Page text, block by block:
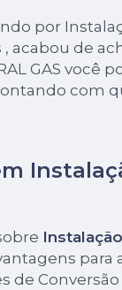
por
, acabou de
GAS você
com
de